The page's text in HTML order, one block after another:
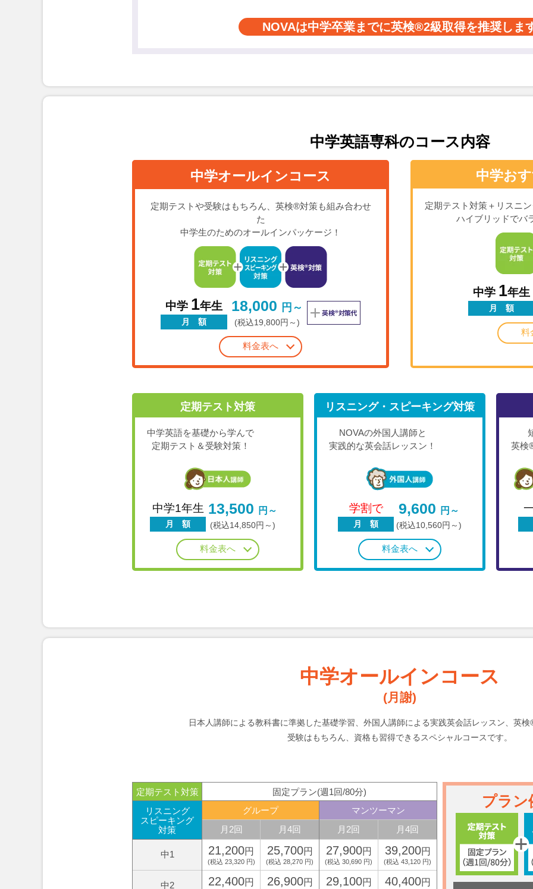
NOVAは中学卒業までに英検®2級取得を推奨しま
中学英語専科のコース内容
中学オールインコース
定期テストや受験はもちろん、英検®対策も組み合わせ
た
中学生のためのオールインパッケージ！
中学 1年生
月 額
18,000 円～
(税込19,800円～)
料金表へ
中学お
定期テスト対策＋リスニ
ハイブリッドでバ
中学 1年生
月 額
料
定期テスト対策
中学英語を基礎から学んで
定期テスト＆受験対策！
中学1年生
月 額
13,500 円～
(税込14,850円～)
料金表へ
リスニング・スピーキング対策
NOVAの外国人講師と
実践的な英会話レッスン！
学割で
月 額
9,600 円～
(税込10,560円～)
料金表へ
英検
中学オールインコース
(月謝)
日本人講師による教科書に準拠した基礎学習、外国人講師による実践英会話レッスン、英
受験はもちろん、資格も習得できるスペシャルコースです。
定期テスト対策
固定プラン(週1回/80分)
リスニング
スピーキング
対策
グループ
マンツーマン
月2回
月4回 月2回 月4回
中1 21,200円
(税込 23,320 円)
25,700円
(税込 28,270 円)
27,900円
(税込 30,690 円)
39,200円
(税込 43,120 円)
中2 22,400円 26,900円 29,100円 40,400円
プラン